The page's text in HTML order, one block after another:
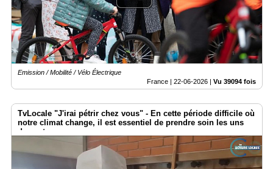
Emission / Mobilité / Vélo Électrique
France | 22-06-2026 | Vu 39094 fois
TvLocale "J'irai pétrir chez vous" - ​En cette période difficile où
notre climat change, il est essentiel de prendre soin les uns
des autres.